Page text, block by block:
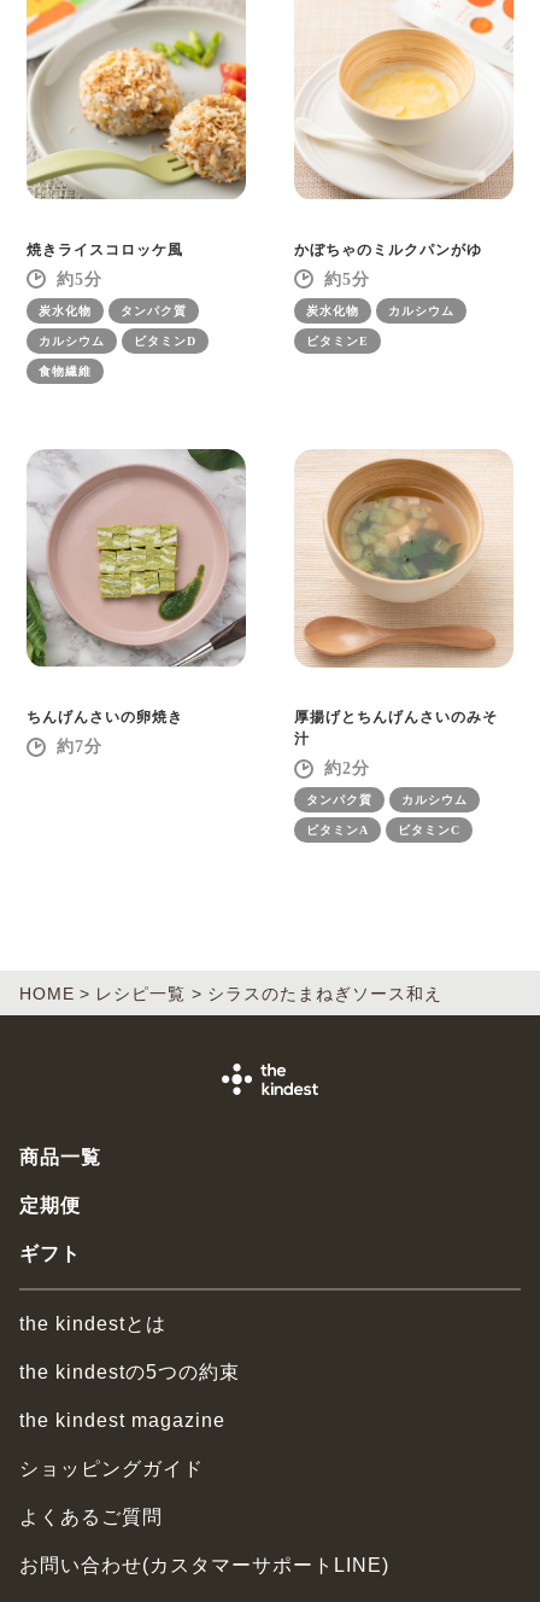
焼きライスコロッケ風
5
炭水化物 タンパク質
カルシウム ビタミンD
食物繊維
かぼちゃのミルクパンがゆ
5
炭水化物 カルシウム
ビタミンE
ちんげんさいの卵焼き
7
厚揚げとちんげんさいのみそ
汁
2
タンパク質 カルシウム
ビタミンA ビタミンC
HOME レシピ一覧 シラスのたまねぎソース和え
商品一覧
定期便
ギフト
the kindestとは
the kindestの5つの約束
the kindest magazine
ショッピングガイド
よくあるご質問
お問い合わせ(カスタマーサポートLINE)